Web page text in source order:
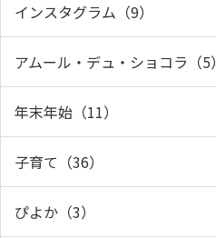
インスタグラム（9）
アムール・デュ・ショコラ（5）
年末年始（11）
子育て（36）
ぴよか（3）